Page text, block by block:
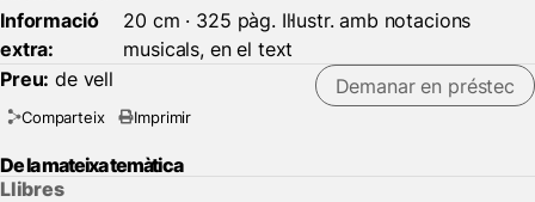
Informació
extra:
20 cm · 325 pàg. Il·lustr. amb notacions
musicals, en el text
Preu: de vell Demanar en préstec
Comparteix Imprimir
De la mateixa temàtica
Llibres